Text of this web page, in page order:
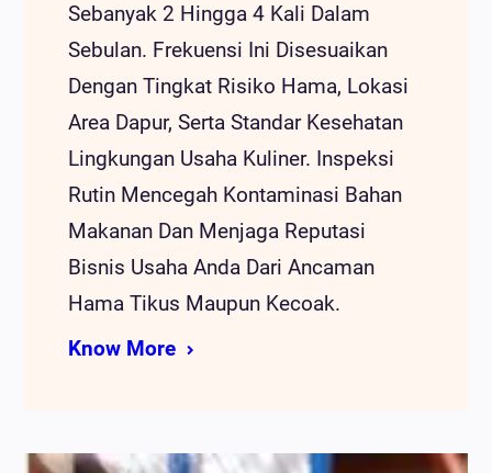
Sebanyak 2 Hingga 4 Kali Dalam
Sebulan. Frekuensi Ini Disesuaikan
Dengan Tingkat Risiko Hama, Lokasi
Area Dapur, Serta Standar Kesehatan
Lingkungan Usaha Kuliner. Inspeksi
Rutin Mencegah Kontaminasi Bahan
Makanan Dan Menjaga Reputasi
Bisnis Usaha Anda Dari Ancaman
Hama Tikus Maupun Kecoak.
Know More